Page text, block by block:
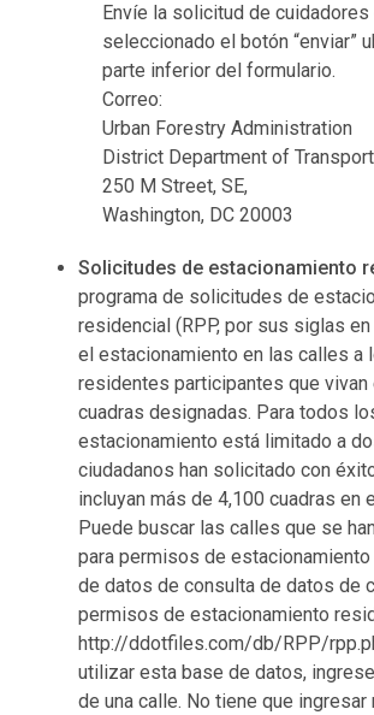
Envíe la solicitud de
seleccionado el botón “enviar”
parte inferior del formulario.
Correo:
Urban Forestry Administration
District Department of
250 M Street, SE,
Washington, DC 20003
Solicitudes de estacionamiento
programa de solicitudes de
residencial (RPP, por sus siglas
el estacionamiento en las calles a
residentes participantes que vivan
cuadras designadas. Para todos
estacionamiento está limitado a
ciudadanos han solicitado con
incluyan más de 4,100 cuadras en
Puede buscar las calles que se
para permisos de estacionamiento
de datos de consulta de datos de
permisos de estacionamiento
http://ddotfiles.com/db/RPP/
utilizar esta base de datos,
de una calle. No tiene que ingresar